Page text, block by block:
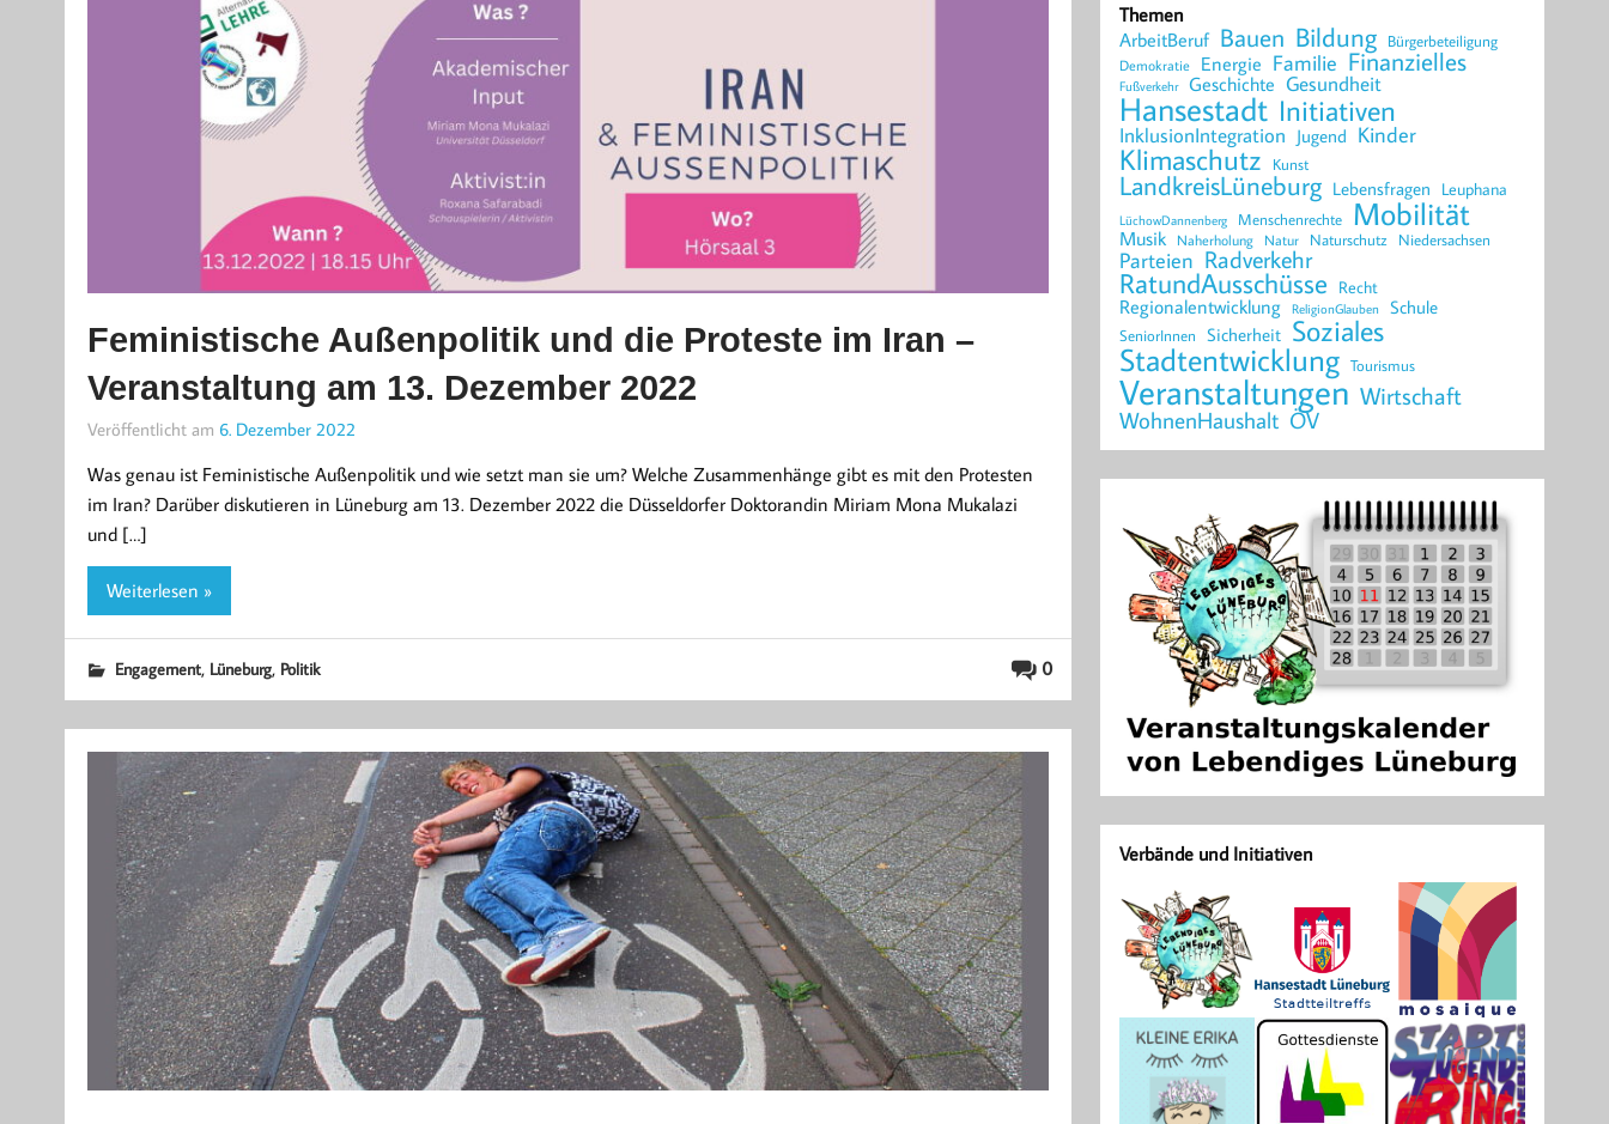
Feministische Außenpolitik und die Proteste im Iran –
Veranstaltung am 13. Dezember 2022
Veröffentlicht am 6. Dezember 2022
Was genau ist Feministische Außenpolitik und wie setzt man sie um? Welche Zusammenhänge gibt es mit den Protesten
im Iran? Darüber diskutieren in Lüneburg am 13. Dezember 2022 die Düsseldorfer Doktorandin Miriam Mona Mukalazi
und […]
Weiterlesen »
0
Engagement, Lüneburg, Politik
Themen
ArbeitBeruf Bauen Bildung Bürgerbeteiligung
Demokratie Energie Familie Finanzielles
Fußverkehr Geschichte Gesundheit
Hansestadt Initiativen
InklusionIntegration Jugend Kinder
Klimaschutz Kunst
LandkreisLüneburg Lebensfragen Leuphana
LüchowDannenberg Menschenrechte Mobilität
Musik Naherholung Natur Naturschutz Niedersachsen
Parteien Radverkehr
RatundAusschüsse Recht
Regionalentwicklung ReligionGlauben Schule
SeniorInnen Sicherheit Soziales
Stadtentwicklung Tourismus
Veranstaltungen Wirtschaft
WohnenHaushalt ÖV
Verbände und Initiativen